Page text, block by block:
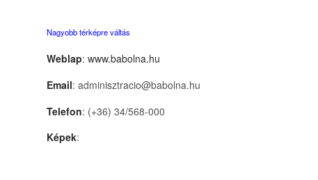
Nagyobb térképre váltás
Weblap: www.babolna.hu
Email: adminisztracio@babolna.hu
Telefon: (+36) 34/568-000
Képek: